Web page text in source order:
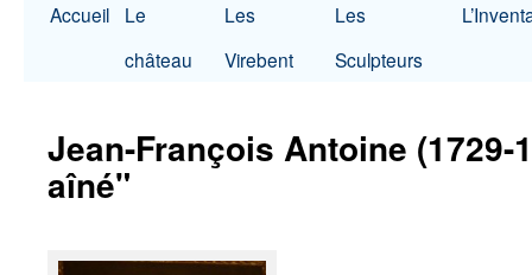
Accueil
Le
château
Les
Virebent
Les
Sculpteurs
Jean-François Antoine (1729-
aîné"